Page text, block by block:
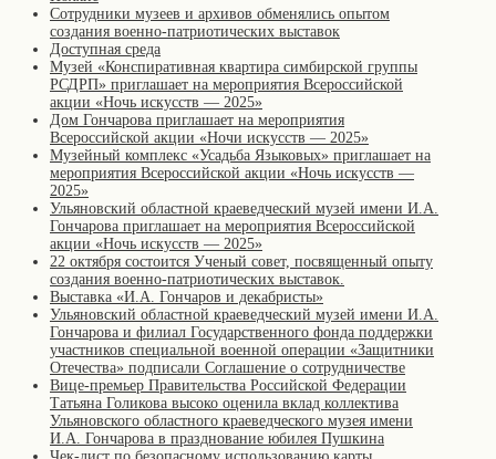
Сотрудники музеев и архивов обменялись опытом
создания военно-патриотических выставок
Доступная среда
Музей «Конспиративная квартира симбирской группы
РСДРП» приглашает на мероприятия Всероссийской
акции «Ночь искусств — 2025»
Дом Гончарова приглашает на мероприятия
Всероссийской акции «Ночи искусств — 2025»
Музейный комплекс «Усадьба Языковых» приглашает на
мероприятия Всероссийской акции «Ночь искусств —
2025»
Ульяновский областной краеведческий музей имени И.А.
Гончарова приглашает на мероприятия Всероссийской
акции «Ночь искусств — 2025»
22 октября состоится Ученый совет, посвященный опыту
создания военно-патриотических выставок.
Выставка «И.А. Гончаров и декабристы»
Ульяновский областной краеведческий музей имени И.А.
Гончарова и филиал Государственного фонда поддержки
участников специальной военной операции «Защитники
Отечества» подписали Соглашение о сотрудничестве
Вице-премьер Правительства Российской Федерации
Татьяна Голикова высоко оценила вклад коллектива
Ульяновского областного краеведческого музея имени
И.А. Гончарова в празднование юбилея Пушкина